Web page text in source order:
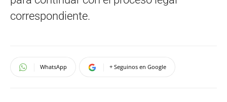
correspondiente.
WhatsApp + Seguinos en Google